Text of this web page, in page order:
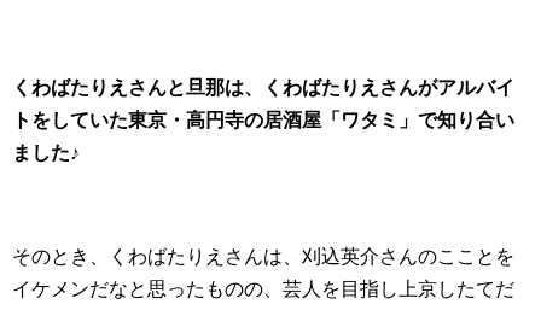
くわばたりえさんと旦那は、くわばたりえさんがアルバイ
トをしていた東京・高円寺の居酒屋「ワタミ」で知り合い
ました♪
そのとき、くわばたりえさんは、刈込英介さんのこことを
イケメンだなと思ったものの、芸人を目指し上京したてだ